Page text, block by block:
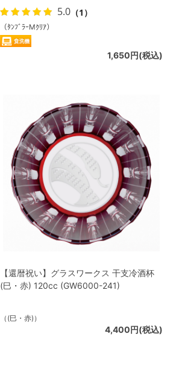
5.0 （1）
（ﾀﾝﾌﾞﾗｰMｸﾘｱ）
1,650円(税込)
【還暦祝い】グラスワークス 干支冷酒杯
(巳・赤) 120cc (GW6000-241)
（(巳・赤)）
4,400円(税込)